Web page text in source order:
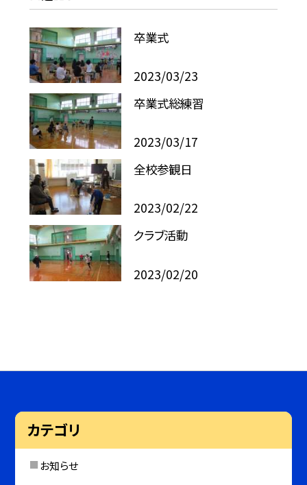
卒業式
2023/03/23
卒業式総練習
2023/03/17
全校参観日
2023/02/22
クラブ活動
2023/02/20
カテゴリ
お知らせ